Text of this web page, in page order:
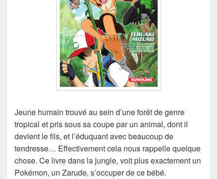
Jeune humain trouvé au sein d’une forêt de genre
tropical et pris sous sa coupe par un animal, dont il
devient le fils, et l’éduquant avec beaucoup de
tendresse… Effectivement cela nous rappelle quelque
chose. Ce livre dans la jungle, voit plus exactement un
Pokémon, un Zarude, s’occuper de ce bébé.